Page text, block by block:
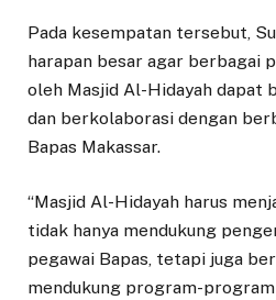
Pada kesempatan tersebut,
harapan besar agar berbagai
oleh Masjid Al-Hidayah dapat
dan berkolaborasi dengan
Bapas Makassar.
“Masjid Al-Hidayah harus
tidak hanya mendukung
pegawai Bapas, tetapi juga
mendukung program-